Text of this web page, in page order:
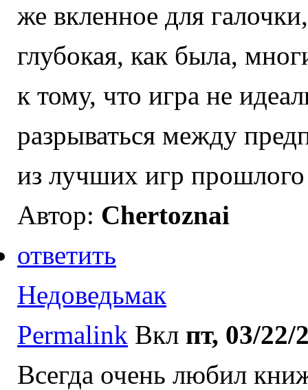
же вкленное для
глубокая, как была,
к тому, что игра не
разрываться между
из лучших игр прошлого
Автор: Chertoznai
ответить
Недоведьмак
Permalink Вкл пт, 03/22/
Всегда очень любил